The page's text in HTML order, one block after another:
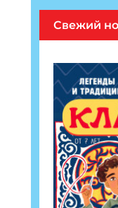
Свежий